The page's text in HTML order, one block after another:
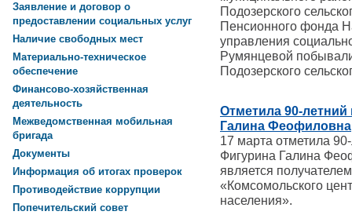
Подозерского
Пенсионного фонда
управления
Румянцевой
Подозерского
Отметила 90-
Галина Феофиловна
17 марта отметила
Фигурина Галина
является
«Комсомольского
населения».
Заявление и договор о
предоставлении социальных услуг
Наличие свободных мест
Материально-техническое
обеспечение
Финансово-хозяйственная
деятельность
Межведомственная мобильная
бригада
Документы
Информация об итогах проверок
Противодействие коррупции
Попечительский совет